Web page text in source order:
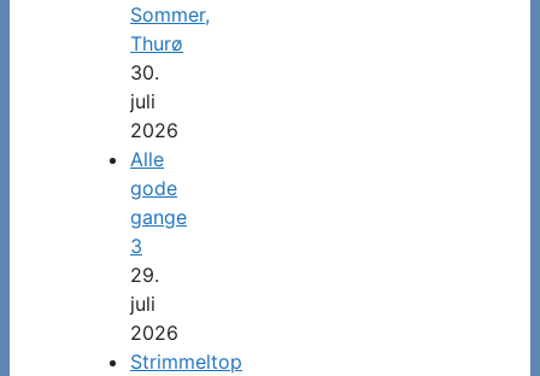
Sommer,
Thurø
30.
juli
2026
Alle
gode
gange
3
29.
juli
2026
Strimmeltop